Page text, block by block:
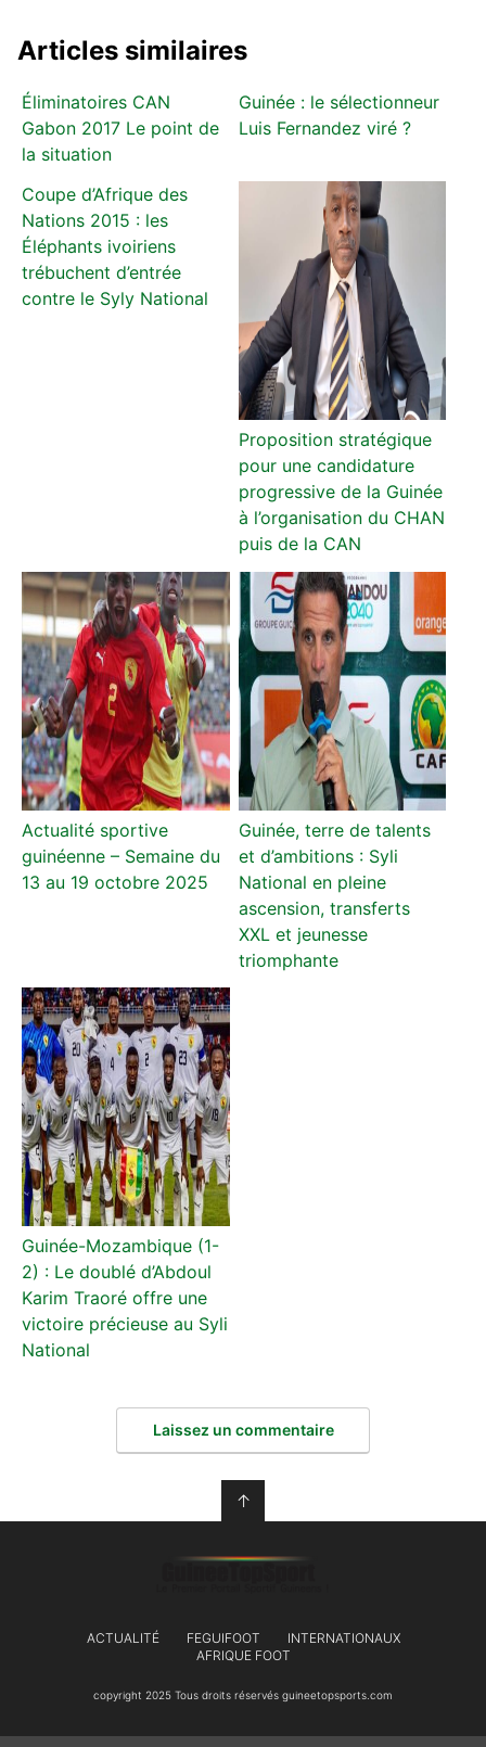
Articles similaires
Éliminatoires CAN
Gabon 2017 Le point de
la situation
Guinée : le sélectionneur
Luis Fernandez viré ?
Coupe d’Afrique des
Nations 2015 : les
Éléphants ivoiriens
trébuchent d’entrée
contre le Syly National
Proposition stratégique
pour une candidature
progressive de la Guinée
à l’organisation du CHAN
puis de la CAN
Actualité sportive
guinéenne – Semaine du
13 au 19 octobre 2025
Guinée, terre de talents
et d’ambitions : Syli
National en pleine
ascension, transferts
XXL et jeunesse
triomphante
Guinée-Mozambique (1-
2) : Le doublé d’Abdoul
Karim Traoré offre une
victoire précieuse au Syli
National
Laissez un commentaire
↑
ACTUALITÉ FEGUIFOOT
INTERNATIONAUX
AFRIQUE FOOT
copyright 2025 Tous droits réservés guineetopsports.com